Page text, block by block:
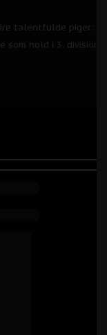
talentfulde piger:
som hold i 3. division